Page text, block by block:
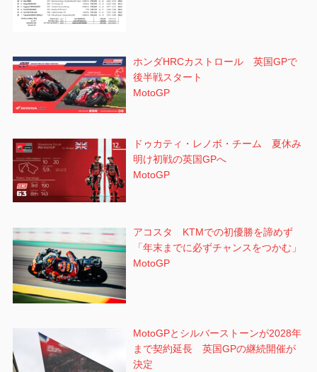
ホンダHRCカストロール 英国GPで
後半戦スタート
MotoGP
ドゥカティ・レノボ・チーム 夏休み
明け初戦の英国GPへ
MotoGP
アコスタ KTMでの初優勝を諦めず
「年末までに必ずチャンスをつかむ」
MotoGP
MotoGPとシルバーストーンが2028年
まで契約延長 英国GPの継続開催が
決定